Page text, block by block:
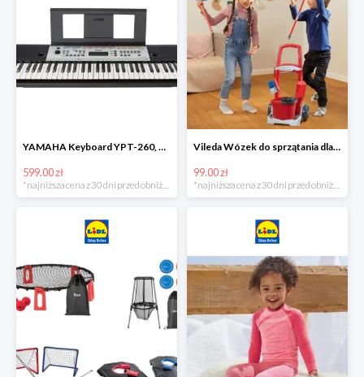
YAMAHA Keyboard YPT-260, 61 klawiszy
599.00 zł
*najniższa cena z 30 dni przed obniżką
Vileda Wózek do sprzątania dla dzieci
99.00 zł
*najniższa cena z 30 dni przed obniżką